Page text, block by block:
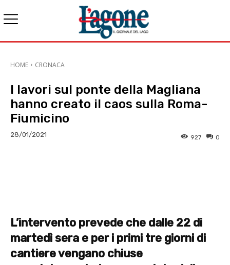
HOME CRONACA
I lavori sul ponte della Magliana
hanno creato il caos sulla Roma-
Fiumicino
28/01/2021 0
927
L’intervento prevede che dalle 22 di
martedì sera e per i primi tre giorni di
cantiere vengano chiuse